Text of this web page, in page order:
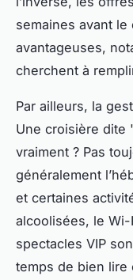
semaines avant
avantageuses,
cherchent à
Par ailleurs, la
Une croisière dite
vraiment ? Pas
généralement
et certaines
alcoolisées, le
spectacles VIP
temps de bien lire